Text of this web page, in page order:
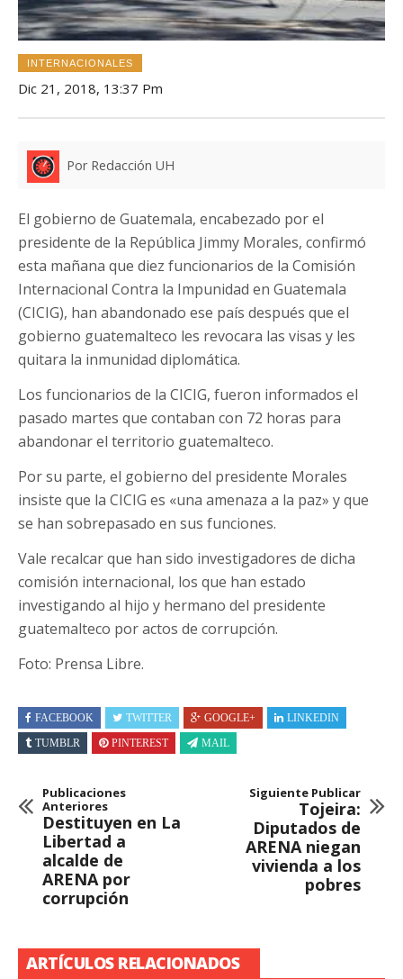
INTERNACIONALES
Dic 21, 2018, 13:37 Pm
Por Redacción UH
El gobierno de Guatemala, encabezado por el
presidente de la República Jimmy Morales, confirmó
esta mañana que diez funcionarios de la Comisión
Internacional Contra la Impunidad en Guatemala
(CICIG), han abandonado ese país después que el
gobierno guatemalteco les revocara las visas y les
quitara la inmunidad diplomática.
Los funcionarios de la CICIG, fueron informados el
pasado martes que contaban con 72 horas para
abandonar el territorio guatemalteco.
Por su parte, el gobierno del presidente Morales
insiste que la CICIG es «una amenaza a la paz» y que
se han sobrepasado en sus funciones.
Vale recalcar que han sido investigadores de dicha
comisión internacional, los que han estado
investigando al hijo y hermano del presidente
guatemalteco por actos de corrupción.
Foto: Prensa Libre.
FACEBOOK TWITTER GOOGLE+
LINKEDIN
TUMBLR
PINTEREST MAIL
Publicaciones
Anteriores
Destituyen en La
Libertad a
alcalde de
ARENA por
corrupción
Siguiente Publicar
Tojeira:
Diputados de
ARENA niegan
vivienda a los
pobres
ARTÍCULOS RELACIONADOS